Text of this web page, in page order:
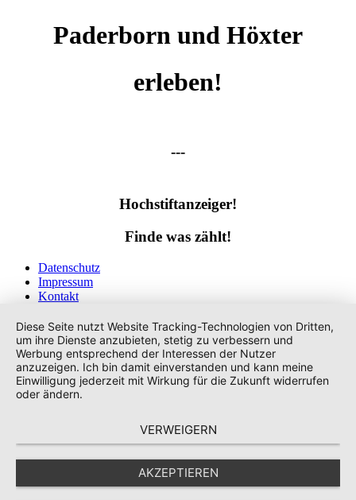
Paderborn und Höxter
erleben!
---
Hochstiftanzeiger!
Finde was zählt!
Datenschutz
Impressum
Kontakt
Diese Seite nutzt Website Tracking-Technologien von Dritten,
um ihre Dienste anzubieten, stetig zu verbessern und
Werbung entsprechend der Interessen der Nutzer
anzuzeigen. Ich bin damit einverstanden und kann meine
Einwilligung jederzeit mit Wirkung für die Zukunft widerrufen
oder ändern.
VERWEIGERN
AKZEPTIEREN